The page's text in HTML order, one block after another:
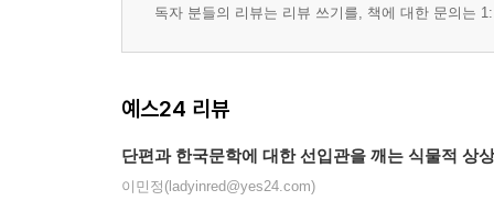
독자 분들의 리뷰는 리뷰 쓰기를, 책에 대한 문의는
예스24 리뷰
단편과 한국문학에 대한 선입관을 깨는 식물적 상
이민정(ladyinred@yes24.com)